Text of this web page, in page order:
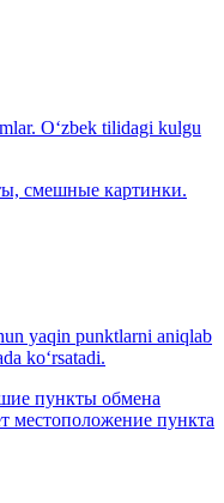
O‘zbek tilidagi kulgu
смешные картинки.
yaqin punktlarni aniqlab
ko‘rsatadi.
пункты обмена
пункта